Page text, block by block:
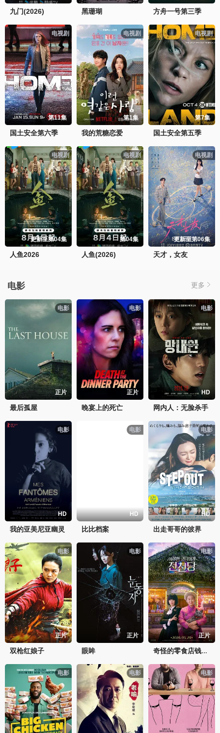
九门(2026) 黑珊瑚 方舟一号第三季
电视剧
第11集
国土安全第六季
电视剧
第1集
我的荒糖恋爱
电视剧
第7集
国土安全第五季
电视剧
更新至第04集
人鱼2026
电视剧
第04集
人鱼(2026)
电视剧
更新至第06集
天才，女友
更多
电影
电影
正片
最后孤屋
电影
正片
晚宴上的死亡
电影
HD
网内人：无脸杀手
电影
HD
我的亚美尼亚幽灵
电影
HD
比比档案
电影
HD
出走哥哥的彼界
电影
正片
双枪红娘子
电影
正片
眼眸
电影
正片
奇怪的零食店钱天堂
电影 电影 电影